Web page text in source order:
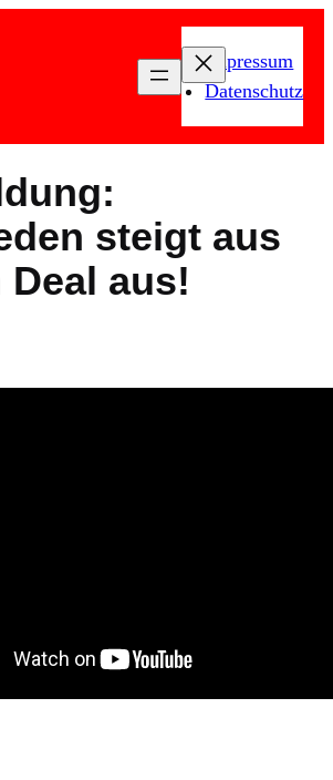
Impressum
Datenschutz
steigt aus
Deal aus!